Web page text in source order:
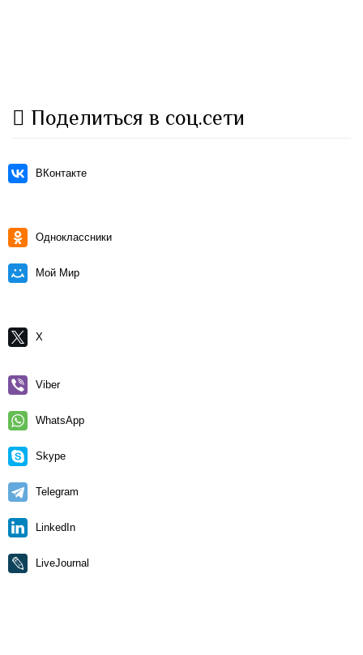
Поделиться в соц.сети
ВКонтакте
Одноклассники
Мой Мир
X
Viber
WhatsApp
Skype
Telegram
LinkedIn
LiveJournal